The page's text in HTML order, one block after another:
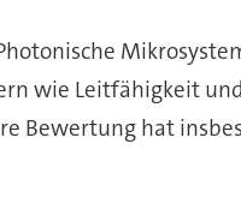
wie Leitfähigkeit
Bewertung hat